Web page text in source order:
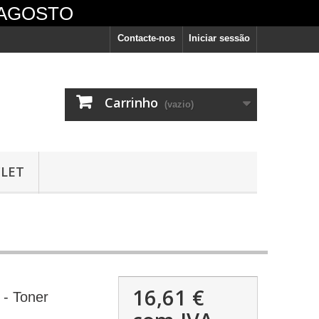
Iniciar sessão
Contacte-nos
Carrinho (vazio)
Toner
16,61 €